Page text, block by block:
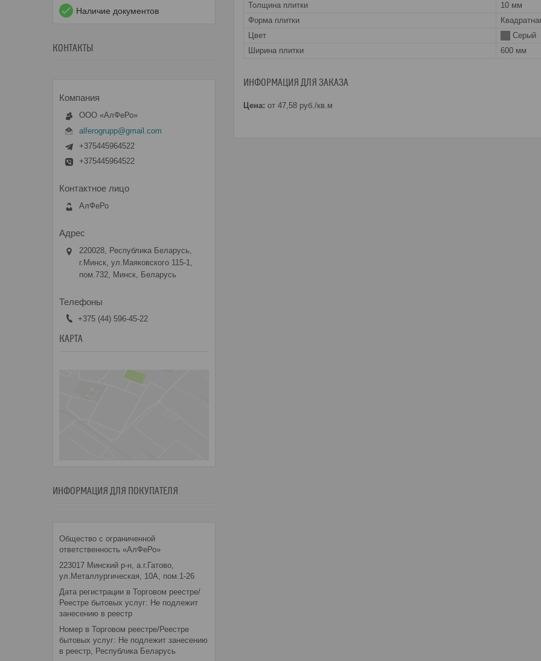
Толщина плитки
10 мм
Форма плитки
Цвет
Серый
Ширина плитки
600 мм
ИНФОРМАЦИЯ ДЛЯ ЗАКАЗА
Цена: от 47,58 руб./кв.м
Наличие документов
КОНТАКТЫ
ООО «АлФеРо»
alferogrupp@gmail.com
+375445964522
+375445964522
АлФеРо
220028, Республика Беларусь,
г.Минск, ул.Маяковского 115-1,
пом.732, Минск, Беларусь
+375 (44) 596-45-22
КАРТА
ИНФОРМАЦИЯ ДЛЯ ПОКУПАТЕЛЯ
Общество с ограниченной
ответственность «АлФеРо»
223017 Минский р-н, а.г.Гатово,
ул.Металлургическая, 10А, пом.1-26
Дата регистрации в Торговом реестре/
Реестре бытовых услуг: Не подлежит
занесению в реестр
Номер в Торговом реестре/Реестре
бытовых услуг: Не подлежит занесению
в реестр, Республика Беларусь